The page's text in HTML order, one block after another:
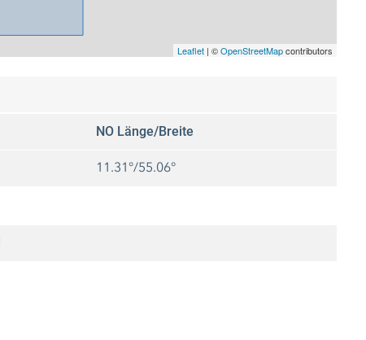
Leaflet | ©OpenStreetMapcontributors
NO Länge/Breite
11.31°/55.06°